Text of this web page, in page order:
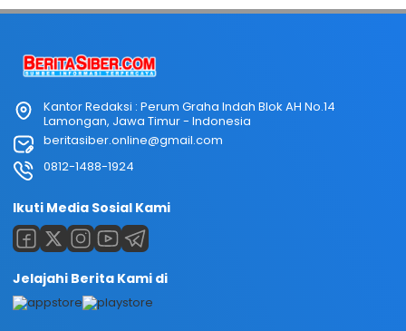
Kantor Redaksi : Perum Graha Indah Blok AH No.14
Lamongan, Jawa Timur - Indonesia
beritasiber.online@gmail.com
0812-1488-1924
Ikuti Media Sosial Kami
Jelajahi Berita Kami di